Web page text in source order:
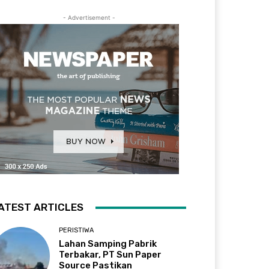
- Advertisement -
ARTICLES
PERISTIWA
Lahan Samping Pabrik
Terbakar, PT Sun Paper
Source Pastikan